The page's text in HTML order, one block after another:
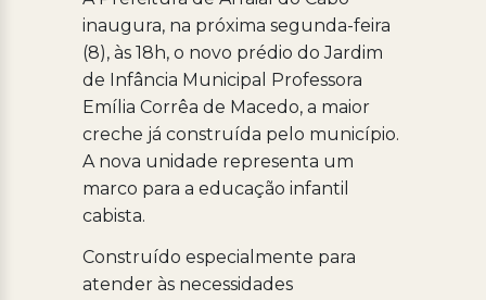
inaugura, na próxima segunda-feira
(8), às 18h, o novo prédio do Jardim
de Infância Municipal Professora
Emília Corrêa de Macedo, a maior
creche já construída pelo município.
A nova unidade representa um
marco para a educação infantil
cabista.
Construído especialmente para
atender às necessidades